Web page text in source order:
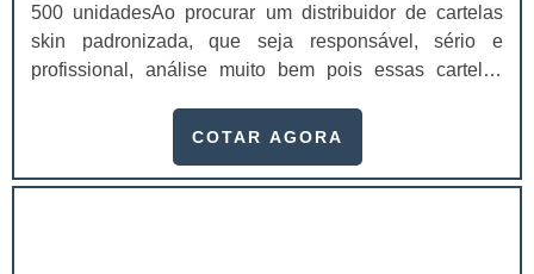
500 unidadesAo procurar um distribuidor de cartelas
skin padronizada, que seja responsável, sério e
profissional, análise muito bem pois essas cartelas
produto.A busca por empresas sérias para adquirir esse
podem assegurar aos clientes características pontuais
COTAR AGORA